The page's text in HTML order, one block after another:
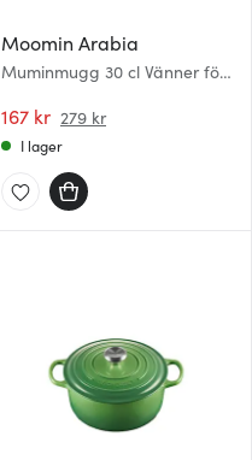
Moomin Arabia
Muminmugg 30 cl Vänner för
167 kr 279 kr
I lager